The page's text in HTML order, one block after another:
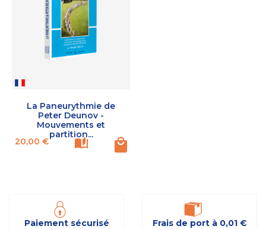
La Paneurythmie de
Peter Deunov -
Mouvements et
partition...
Prix
20,00 €
Paiement sécurisé Frais de port à 0,01 €